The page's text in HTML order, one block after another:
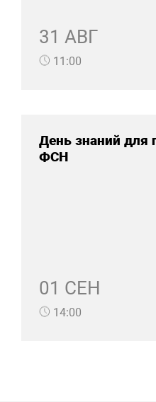
31 АВГ
11:00
День знаний для
ФСН
01 СЕН
14:00